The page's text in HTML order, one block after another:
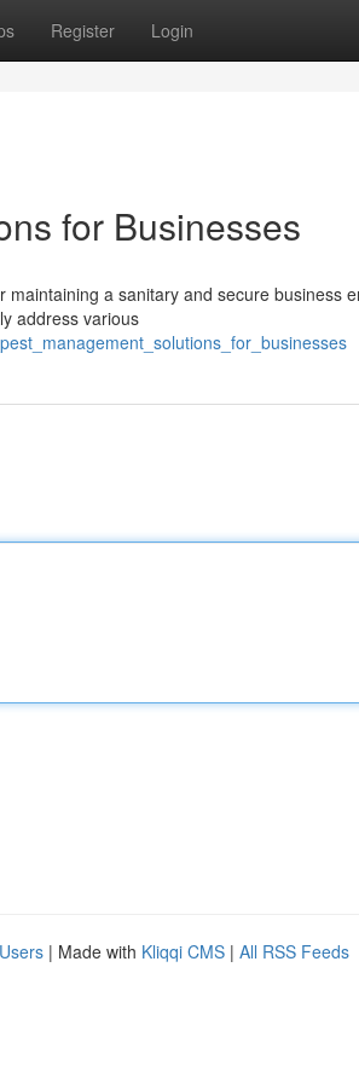
Register Login
for Businesses
a sanitary and secure business
address various
| Made with Kliqqi CMS | All RSS Feeds